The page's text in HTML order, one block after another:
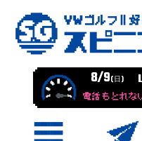
8/9(日)
電話もとれな